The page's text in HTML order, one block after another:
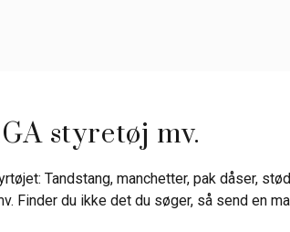
styretøj mv.
Tandstang, manchetter, pak dåser,
Finder du ikke det du søger, så send en